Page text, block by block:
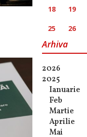
18 19
25 26
Arhiva
2026
2025
Ianuarie
Feb
Martie
Aprilie
Mai